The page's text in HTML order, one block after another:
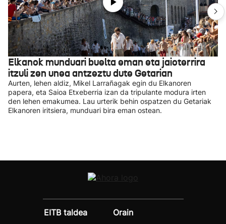
Elkanok munduari buelta eman eta jaioterrira
itzuli zen unea antzeztu dute Getarian
Aurten, lehen aldiz, Mikel Larrañagak egin du Elkanoren
papera, eta Saioa Etxeberria izan da tripulante modura irten
den lehen emakumea. Lau urterik behin ospatzen du Getariak
Elkanoren iritsiera, munduari bira eman ostean.
EITB taldea
Orain